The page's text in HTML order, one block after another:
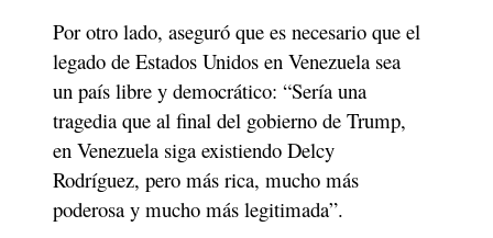
Por otro lado, aseguró que es necesario que el
legado de Estados Unidos en Venezuela sea
un país libre y democrático: “Sería una
tragedia que al final del gobierno de Trump,
en Venezuela siga existiendo Delcy
Rodríguez, pero más rica, mucho más
poderosa y mucho más legitimada”.